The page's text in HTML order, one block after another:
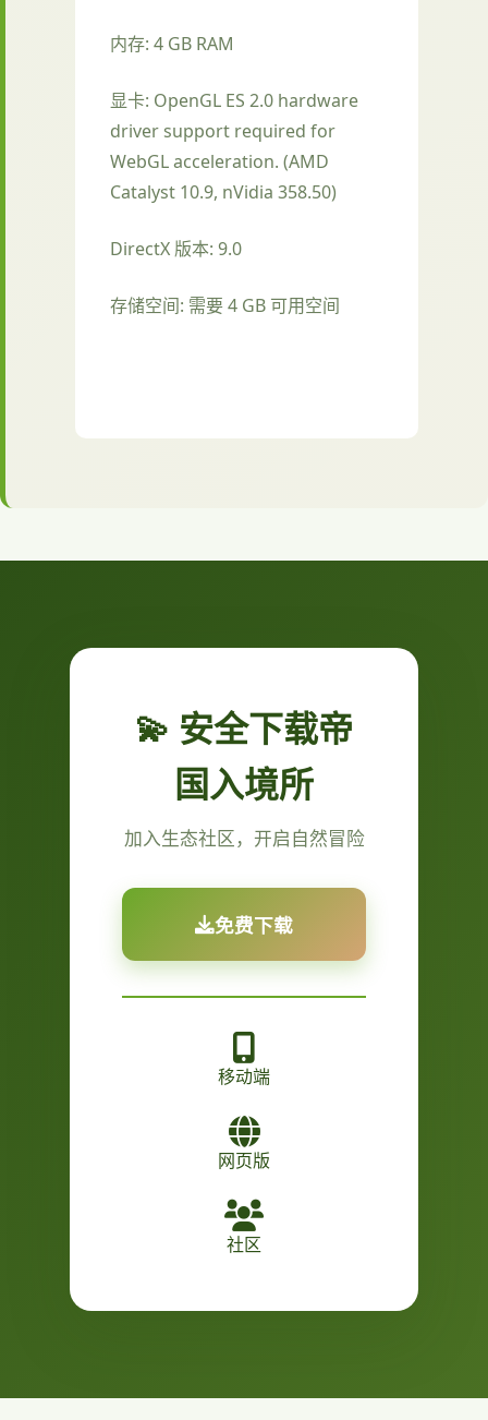
内存: 4 GB RAM
显卡: OpenGL ES 2.0 hardware
driver support required for
WebGL acceleration. (AMD
Catalyst 10.9, nVidia 358.50)
DirectX 版本: 9.0
存储空间: 需要 4 GB 可用空间
💫 安全下载帝
国入境所
加入生态社区，开启自然冒险
免费下载
移动端
网页版
社区